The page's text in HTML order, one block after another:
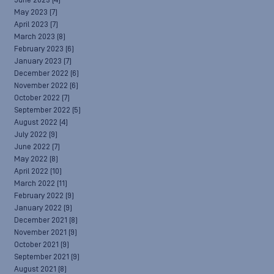
May 2023 (7)
April 2023 (7)
March 2023 (8)
February 2023 (6)
January 2023 (7)
December 2022 (6)
November 2022 (6)
October 2022 (7)
September 2022 (5)
August 2022 (4)
July 2022 (9)
June 2022 (7)
May 2022 (8)
April 2022 (10)
March 2022 (11)
February 2022 (9)
January 2022 (9)
December 2021 (8)
November 2021 (9)
October 2021 (9)
September 2021 (9)
August 2021 (8)